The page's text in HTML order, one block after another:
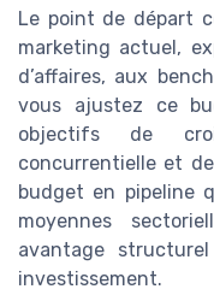
Le point de départ
marketing actuel,
d’affaires, aux
vous ajustez ce
objectifs de
concurrentielle et
budget en pipeline
moyennes
avantage
investissement.